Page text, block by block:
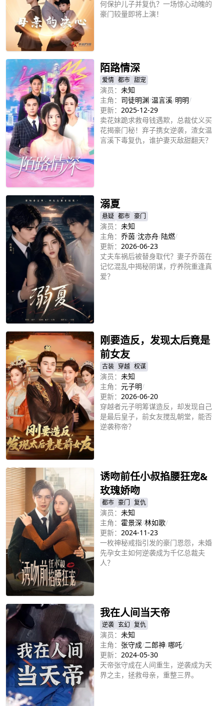
何保护儿子并复仇？一场惊心动魄的
豪门较量即将上演！
陌路情深
爱情 都市 甜宠
演员： 未知
主角： 司徒明渊/温言溪/明明/
更新： 2025-12-29
卖花妹跪求救母钱遇欺，总裁仗义买
花揭豪门秘！弃子携女逆袭，渣女温
言溪下毒复仇，谁护妻灭敌甜翻天？
溺夏
悬疑 都市 豪门
演员： 未知
主角： 乔茵/沈亦舟/陆燃/
更新： 2026-06-23
丈夫车祸后被替身取代？妻子乔茵在
记忆混乱中揭秘阴谋，疗养院重逢真
爱？
刚要造反，发现太后竟是
前女友
古装 穿越 权谋
演员： 未知
主角： 元子明/
更新： 2026-06-20
穿越者元子明筹谋造反，却发现自己
是最后皇子，前女友搅乱朝堂，能否
逆袭称帝？
诱吻前任小叔掐腰狂宠&
玫瑰娇吻
都市 豪门 复仇
演员： 未知
主角： 霍景深/林如歌/
更新： 2024-11-23
一枚神秘戒指引发的豪门恩怨，未婚
先孕女主如何逆袭成为千亿总裁夫
人？
我在人间当天帝
逆袭 玄幻 复仇
演员： 未知
主角： 张守成/二郎神/哪吒/
更新： 2024-05-30
天帝张守成在人间重生，逆袭成为天
界之主，拯救母亲，重整三界。